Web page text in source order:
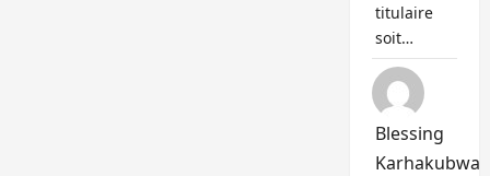
titulaire
soit…
Blessing
Karhakubwa